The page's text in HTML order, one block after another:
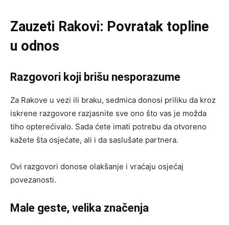
Zauzeti Rakovi: Povratak topline
u odnos
Razgovori koji brišu nesporazume
Za Rakove u vezi ili braku, sedmica donosi priliku da kroz
iskrene razgovore razjasnite sve ono što vas je možda
tiho opterećivalo. Sada ćete imati potrebu da otvoreno
kažete šta osjećate, ali i da saslušate partnera.
Ovi razgovori donose olakšanje i vraćaju osjećaj
povezanosti.
Male geste, velika značenja